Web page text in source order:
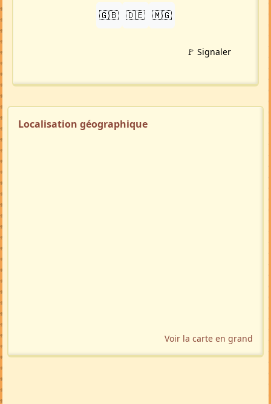
🇬🇧 🇩🇪 🇲🇬
🚩 Signaler
Localisation géographique
Voir la carte en grand